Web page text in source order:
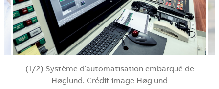
(1/2) Système d’automatisation embarqué de
Høglund. Crédit image Høglund